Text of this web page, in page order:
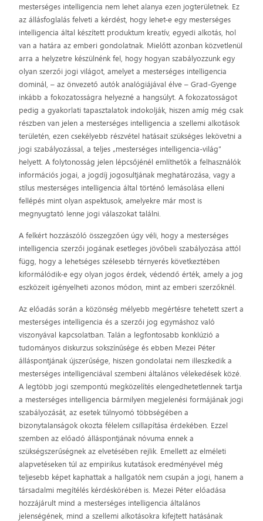
mesterséges intelligencia nem lehet alanya ezen jogterületnek. Ez
az állásfoglalás felveti a kérdést, hogy lehet-e egy mesterséges
intelligencia által készített produktum kreatív, egyedi alkotás, hol
van a határa az emberi gondolatnak. Mielőtt azonban közvetlenül
arra a helyzetre készülnénk fel, hogy hogyan szabályozzunk egy
olyan szerzői jogi világot, amelyet a mesterséges intelligencia
dominál, – az önvezető autók analógiájával élve – Grad-Gyenge
inkább a fokozatosságra helyezné a hangsúlyt. A fokozatosságot
pedig a gyakorlati tapasztalatok indokolják, hiszen amíg még csak
részben van jelen a mesterséges intelligencia a szellemi alkotások
területén, ezen csekélyebb részvétel hatásait szükséges lekövetni a
jogi szabályozással, a teljes „mesterséges intelligencia-világ”
helyett. A folytonosság jelen lépcsőjénél említhetők a felhasználók
információs jogai, a jogdíj jogosultjának meghatározása, vagy a
stílus mesterséges intelligencia által történő lemásolása elleni
fellépés mint olyan aspektusok, amelyekre már most is
megnyugtató lenne jogi válaszokat találni.
A felkért hozzászóló összegzően úgy véli, hogy a mesterséges
intelligencia szerzői jogának esetleges jövőbeli szabályozása attól
függ, hogy a lehetséges szélesebb térnyerés következtében
kiformálódik-e egy olyan jogos érdek, védendő érték, amely a jog
eszközeit igényelheti azonos módon, mint az emberi szerzőknél.
Az előadás során a közönség mélyebb megértésre tehetett szert a
mesterséges intelligencia és a szerzői jog egymáshoz való
viszonyával kapcsolatban. Talán a legfontosabb konklúzió a
tudományos diskurzus sokszínűsége és ebben Mezei Péter
álláspontjának újszerűsége, hiszen gondolatai nem illeszkedik a
mesterséges intelligenciával szembeni általános vélekedések közé.
A legtöbb jogi szempontú megközelítés elengedhetetlennek tartja
a mesterséges intelligencia bármilyen megjelenési formájának jogi
szabályozását, az esetek túlnyomó többségében a
bizonytalanságok okozta félelem csillapítása érdekében. Ezzel
szemben az előadó álláspontjának nóvuma ennek a
szükségszerűségnek az elvetésében rejlik. Emellett az elméleti
alapvetéseken túl az empirikus kutatások eredményével még
teljesebb képet kaphattak a hallgatók nem csupán a jogi, hanem a
társadalmi megítélés kérdéskörében is. Mezei Péter előadása
hozzájárult mind a mesterséges intelligencia általános
jelenségének, mind a szellemi alkotásokra kifejtett hatásának